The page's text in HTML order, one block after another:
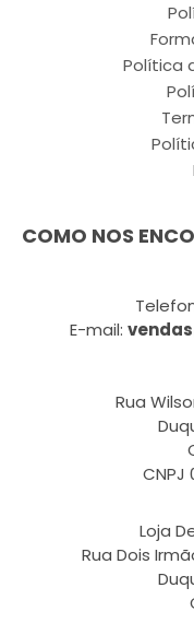
Política
COMO NOS
E-mail:
Rua
CNPJ
Loja
Rua Dois